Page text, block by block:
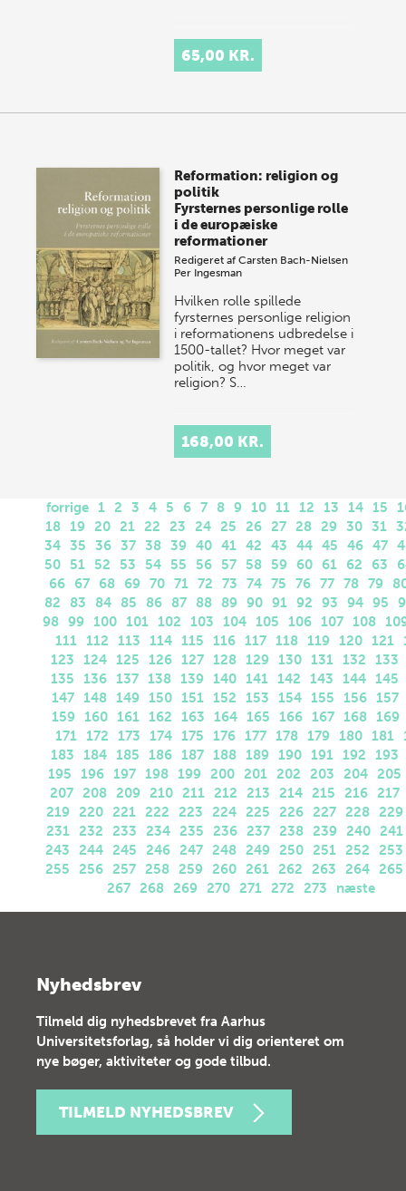
65,00 KR.
Reformation: religion og
politik
Fyrsternes personlige rolle
i de europæiske
reformationer
Redigeret afCarsten Bach-Nielsen
Per Ingesman
Hvilken rolle spillede
fyrsternes personlige religion
i reformationens udbredelse i
1500-tallet? Hvor meget var
politik, og hvor meget var
religion? S…
168,00 KR.
forrige 1 2 3 4 5 6 7 8 9 10 11 12 13 14 15
18 19 20 21 22 23 24 25 26 27 28 29 30 31
34 35 36 37 38 39 40 41 42 43 44 45 46 47
50
51 52 53 54 55 56 57 58 59 60 61 62 63
66
67 68 69 70 71 72 73 74 75 76 77 78 79
82
83 84 85 86 87 88 89 90 91 92 93 94 95
98 99 100 101 102 103 104 105 106 107 108
111 112 113 114 115 116 117 118 119 120 121
123
124 125 126 127 128 129 130 131 132
133
135
136 137 138 139 140 141 142 143 144 145
147 148 149 150 151 152 153 154 155 156 157
159 160 161 162 163 164 165 166 167 168 169
171 172 173 174 175 176 177 178 179 180 181
183
184 185 186 187 188 189 190 191 192
193
195
196 197 198 199 200 201 202 203 204 205
207 208 209 210 211 212 213 214 215 216 217
219 220 221 222 223 224 225 226 227 228 229
231 232 233 234 235 236 237 238 239 240 241
243
244 245 246 247 248 249 250 251 252
253
255
256 257 258 259 260 261 262 263 264 265
267 268 269 270 271 272 273 næste
Nyhedsbrev
Tilmeld dig nyhedsbrevet fra Aarhus
Universitetsforlag, så holder vi dig orienteret om
nye bøger, aktiviteter og gode tilbud.
TILMELD NYHEDSBREV